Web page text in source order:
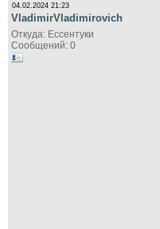
04.02.2024 21:23
VladimirVladimirovich
Откуда: Ессентуки
Сообщений: 0